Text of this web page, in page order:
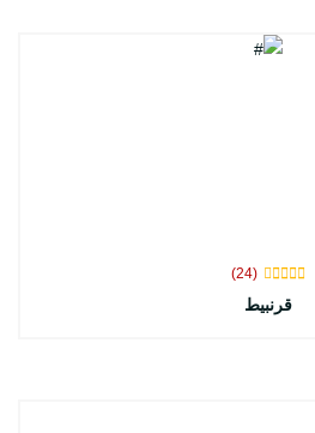
(24)
قرنبيط